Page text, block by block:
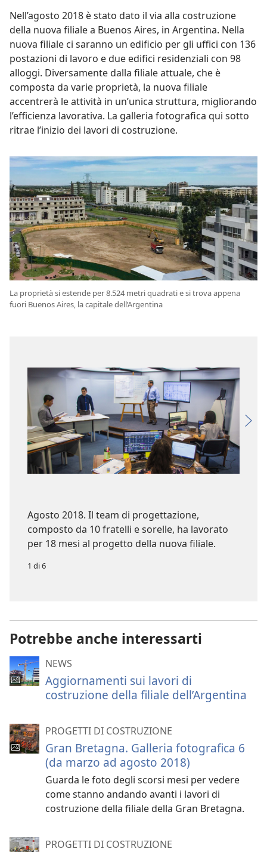
Nell’agosto 2018 è stato dato il via alla costruzione
della nuova filiale a Buenos Aires, in Argentina. Nella
nuova filiale ci saranno un edificio per gli uffici con 136
postazioni di lavoro e due edifici residenziali con 98
alloggi. Diversamente dalla filiale attuale, che è
composta da varie proprietà, la nuova filiale
accentrerà le attività in un’unica struttura, migliorando
l’efficienza lavorativa. La galleria fotografica qui sotto
ritrae l’inizio dei lavori di costruzione.
La proprietà si estende per 8.524 metri quadrati e si trova appena
fuori Buenos Aires, la capitale dell’Argentina
Agosto 2018. Il team di progettazione,
composto da 10 fratelli e sorelle, ha lavorato
per 18 mesi al progetto della nuova filiale.
1 di 6
Potrebbe anche interessarti
NEWS
Aggiornamenti sui lavori di
costruzione della filiale dell’Argentina
PROGETTI DI COSTRUZIONE
Gran Bretagna. Galleria fotografica 6
(da marzo ad agosto 2018)
Guarda le foto degli scorsi mesi per vedere
come stanno andando avanti i lavori di
costruzione della filiale della Gran Bretagna.
PROGETTI DI COSTRUZIONE